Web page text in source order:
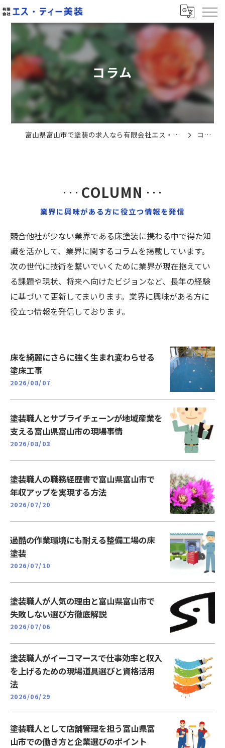
コラム
富山県富山市で塗装の求人なら有限会社エス・ティー美装 コラム
COLUMN
業界に興味がある方に役立つ情報を発信
競合他社が少ない業界である床塗装に携わる中で得た知
識を活かして、業界に関するコラムを掲載しています。
次の世代に技術を繋いでいくために業界が現在抱えてい
る課題や現状、将来へ向けたビジョンなど、長年の経験
に基づいて更新してまいります。業界に興味がある方に
役立つ情報を発信しております。
床を綺麗にさらに強く生まれ変わらせる
塗床工事
2026/08/07
塗装職人とサプライチェーンが地域産業を
支える富山県富山市の現場事情
2026/08/03
塗装職人の職務経歴書で富山県富山市で
年収アップを実現する方法
2026/07/20
過酷の作業環境にも耐える整備工場の床
塗装
2026/07/10
塗装職人が人気の理由と富山県富山市で
失敗しない選び方徹底解説
2026/07/06
塗装職人がイーコマースで仕事効率と収入
を上げるための現場道具選びと資格活用
法
2026/06/29
塗装職人として店舗管理を担う富山県富
山市での働き方と企業選びのポイント